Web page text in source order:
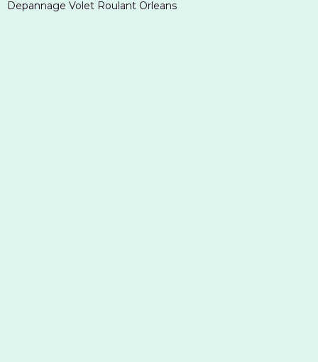
Depannage Volet Roulant Orleans